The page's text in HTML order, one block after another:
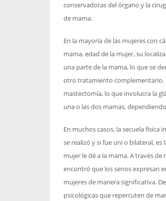
conservadoras del órgano y la
de mama.
En la mayoría de las mujeres con
mama, edad de la mujer, su
una parte de la mama, lo que se
otro tratamiento complementario.
mastectomía, lo que involucra la
una o las dos mamas,
En muchos casos, la secuela
se realizó y si fue uni o bilateral,
mujer le dé a la mama. A través
encontró que los senos expresan
mujeres de manera significativa.
psicológicas que repercuten de